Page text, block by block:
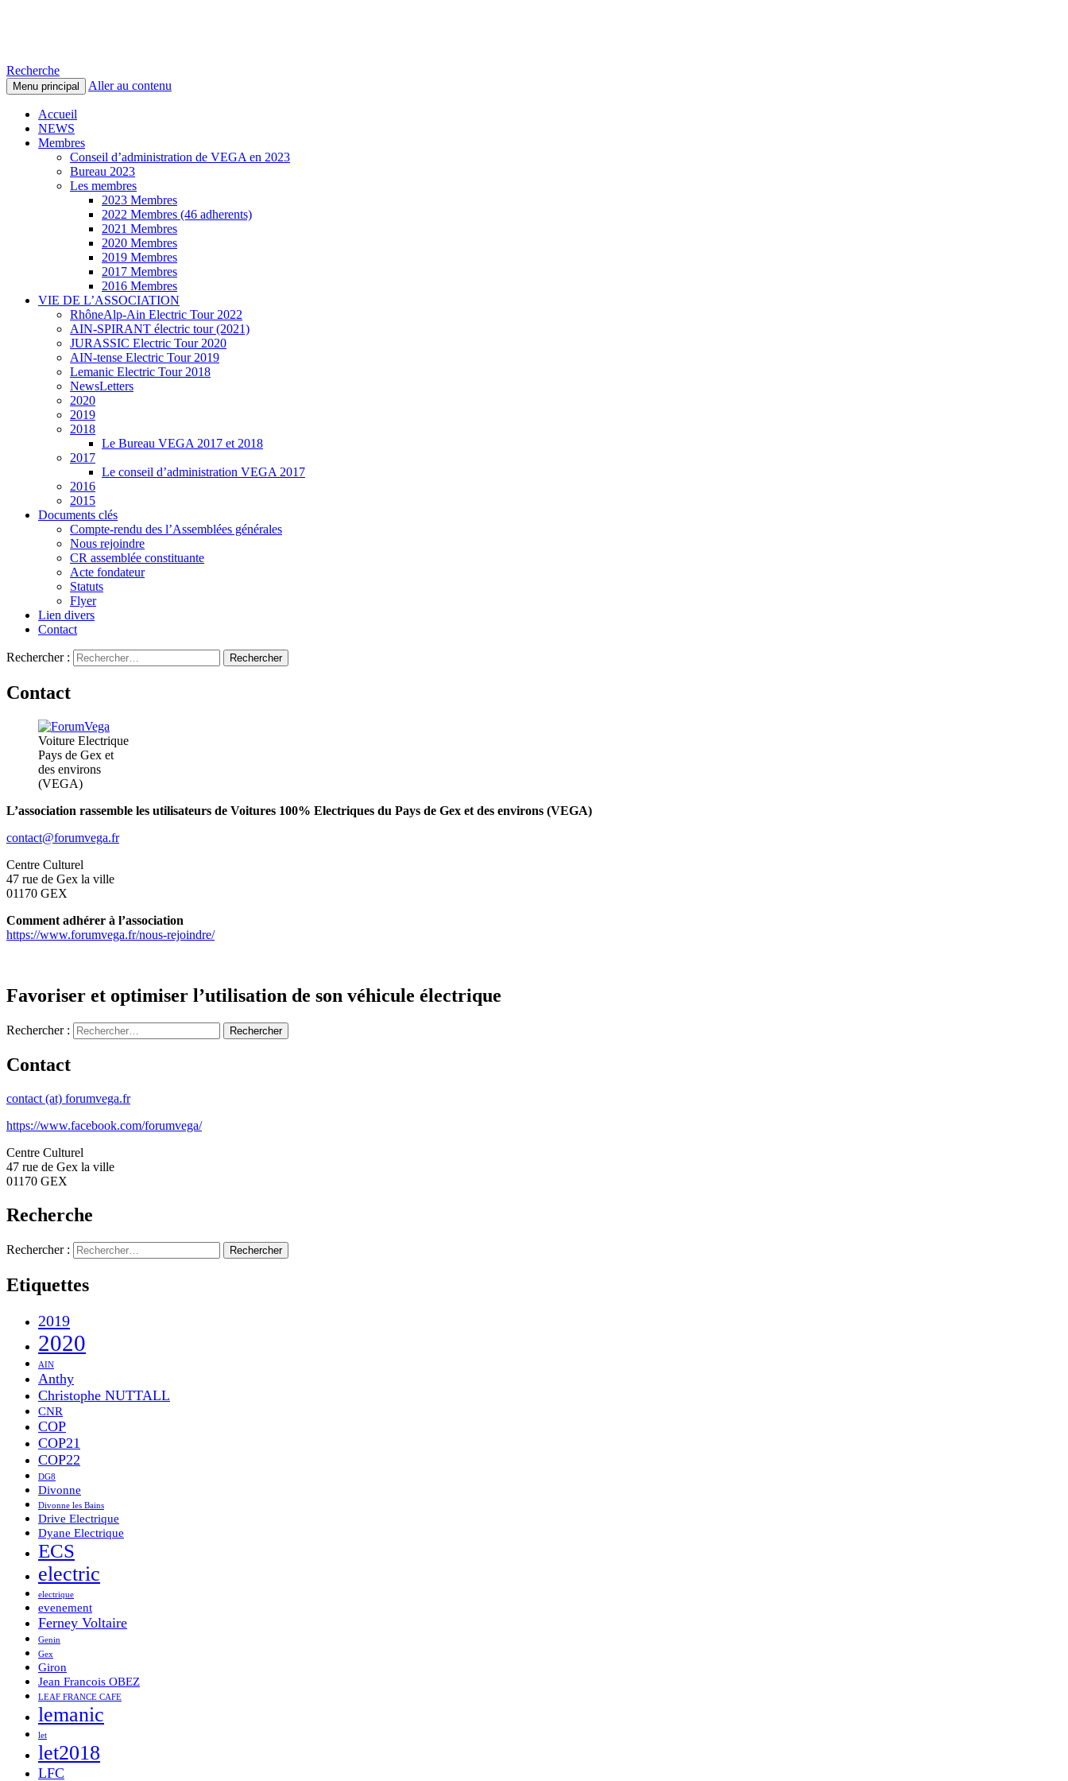
Recherche
Menu principal Aller au contenu
Accueil
NEWS
Membres
Conseil d’administration de VEGA en 2023
Bureau 2023
Les membres
2023 Membres
2022 Membres (46 adherents)
2021 Membres
2020 Membres
2019 Membres
2017 Membres
2016 Membres
VIE DE L’ASSOCIATION
RhôneAlp-Ain Electric Tour 2022
AIN-SPIRANT électric tour (2021)
JURASSIC Electric Tour 2020
AIN-tense Electric Tour 2019
Lemanic Electric Tour 2018
NewsLetters
2020
2019
2018
Le Bureau VEGA 2017 et 2018
2017
Le conseil d’administration VEGA 2017
2016
2015
Documents clés
Compte-rendu des l’Assemblées générales
Nous rejoindre
CR assemblée constituante
Acte fondateur
Statuts
Flyer
Lien divers
Contact
Rechercher :
Contact
Voiture Electrique
Pays de Gex et
des environs
(VEGA)
L’association rassemble les utilisateurs de Voitures 100% Electriques du Pays de Gex et des environs (VEGA)
contact@forumvega.fr
Centre Culturel
47 rue de Gex la ville
01170 GEX
Comment adhérer à l’association
https://www.forumvega.fr/nous-rejoindre/
Favoriser et optimiser l’utilisation de son véhicule électrique
Rechercher :
Contact
contact (at) forumvega.fr
https://www.facebook.com/forumvega/
Centre Culturel
47 rue de Gex la ville
01170 GEX
Recherche
Rechercher :
Etiquettes
2019
2020
AIN
Anthy
Christophe NUTTALL
CNR
COP
COP21
COP22
DG8
Divonne
Divonne les Bains
Drive Electrique
Dyane Electrique
ECS
electric
electrique
evenement
Ferney Voltaire
Genin
Gex
Giron
Jean Francois OBEZ
LEAF FRANCE CAFE
lemanic
let
let2018
LFC